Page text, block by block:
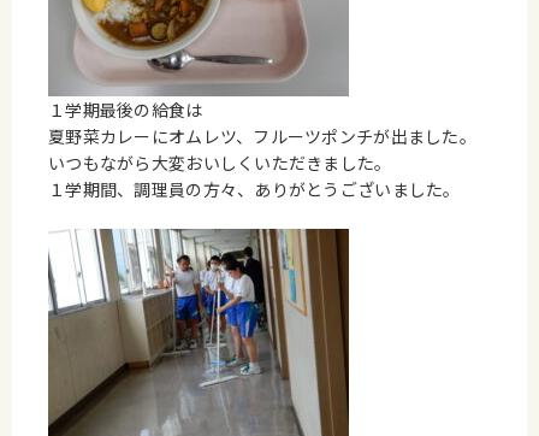
１学期最後の給食は
夏野菜カレーにオムレツ、フルーツポンチが出ました。
いつもながら大変おいしくいただきました。
１学期間、調理員の方々、ありがとうございました。